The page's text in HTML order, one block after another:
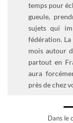
temps pour
gueule,
sujets qui
fédération.
mois autour
partout en
aura
près de chez
Dans le